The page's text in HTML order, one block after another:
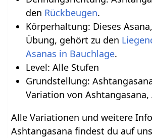
den Rückbeugen.
Körperhaltung: Dieses
Übung, gehört zu den
Asanas in Bauchlage.
Level: Alle Stufen
Grundstellung:
Variation von Ashtangasana,
Alle Variationen und weitere
Ashtangasana findest du auf